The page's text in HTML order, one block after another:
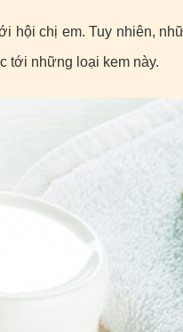
hội chị em. Tuy nhiên,
tới những loại kem này.